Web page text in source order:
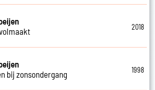
2018
bij zonsondergang
1998